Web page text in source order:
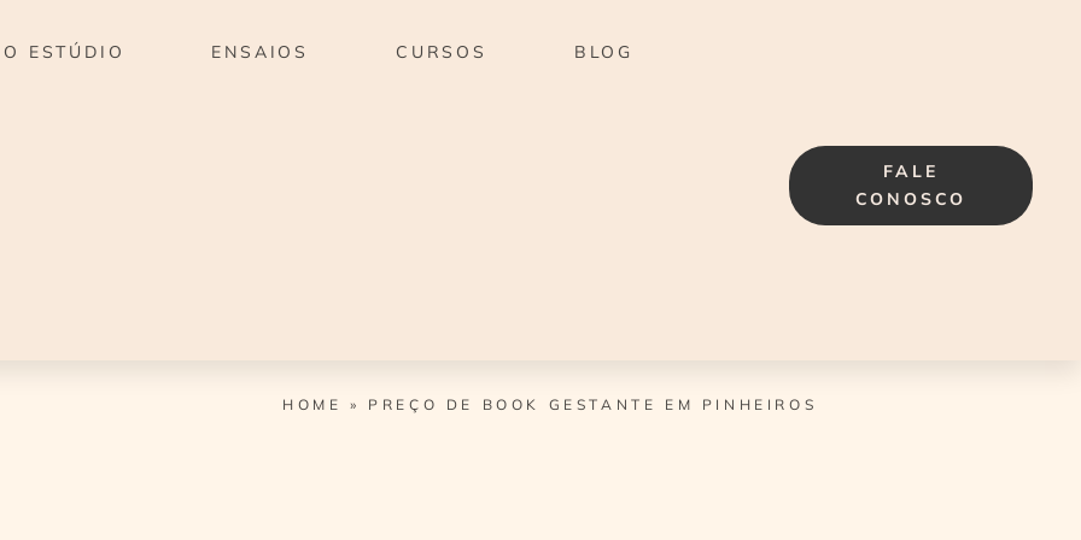
O ESTÚDIO ENSAIOS CURSOS BLOG
FALE
CONOSCO
HOME » PREÇO DE BOOK GESTANTE EM PINHEIROS